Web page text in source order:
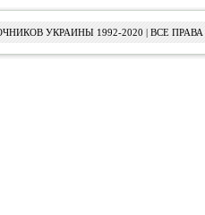
УКРАИНЫ 1992-2020 | ВСЕ